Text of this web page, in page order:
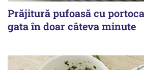
Prăjitură pufoasă cu
gata în doar câteva minute